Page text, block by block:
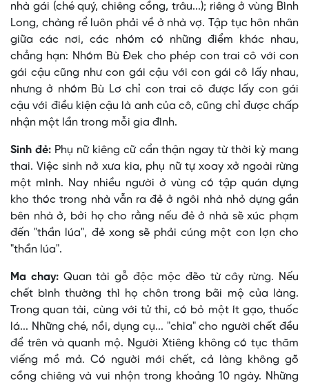
nhà gái (ché quý, chiêng cồng, trâu...); riêng ở vùng Bình
Long, chàng rể luôn phải về ở nhà vợ. Tập tục hôn nhân
giữa các nơi, các nhóm có những điểm khác nhau,
chẳng hạn: Nhóm Bù Ðek cho phép con trai cô với con
gái cậu cũng như con gái cậu với con gái cô lấy nhau,
nhưng ở nhóm Bù Lơ chỉ con trai cô được lấy con gái
cậu với điều kiện cậu là anh của cô, cũng chỉ được chấp
nhận một lần trong mỗi gia đình.
Sinh đẻ:Phụ nữ kiêng cữ cẩn thận ngay từ thời kỳ mang
thai. Việc sinh nở xưa kia, phụ nữ tự xoay xở ngoài rừng
một mình. Nay nhiều người ở vùng có tập quán dựng
kho thóc trong nhà vẫn ra đẻ ở ngôi nhà nhỏ dựng gần
bên nhà ở, bởi họ cho rằng nếu đẻ ở nhà sẽ xúc phạm
đến "thần lúa", đẻ xong sẽ phải cúng một con lợn cho
"thần lúa".
Ma chay:Quan tài gỗ độc mộc đẽo từ cây rừng. Nếu
chết bình thường thì họ chôn trong bãi mộ của làng.
Trong quan tài, cùng với tử thi, có bỏ một ít gạo, thuốc
lá... Những ché, nồi, dụng cụ... "chia" cho người chết đều
để trên và quanh mộ. Người Xtiêng không có tục thăm
viếng mồ mả. Có người mới chết, cả làng không gõ
cồng chiêng và vui nhộn trong khoảng 10 ngày. Những